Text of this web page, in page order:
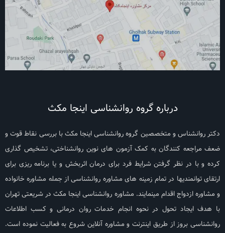
درباره گروه روانشناسی اینجا مکث
دکتر روانشناس و متخصصین گروه روانشناسی اینجا مکث با بررسی نقاط قوت و
ضعف مراجعه کنندگان به کمک آزمون های نوین روانشناختی، تشخیص گذاری
کرده و با در نظر گرفتن شرایط فرد برای درمان اثربخش و یا برنامه ریزی برای
ارتقای توانمندیها در تمام زمینه های مشاوره روانشناسی از جمله مشاوره خانواده
و مشاوره ازدواج اقدام مینمایند. مشاوره روانشناسی اینجا مکث در شریعتی تهران
با هدف ایجاد تحول در نحوه انجام خدمات روان درمانی و کسب اطلاعات
روانشناسی بروز از طریق اینترنت و مشاوره آنلاین شروع به فعالیت نموده است.